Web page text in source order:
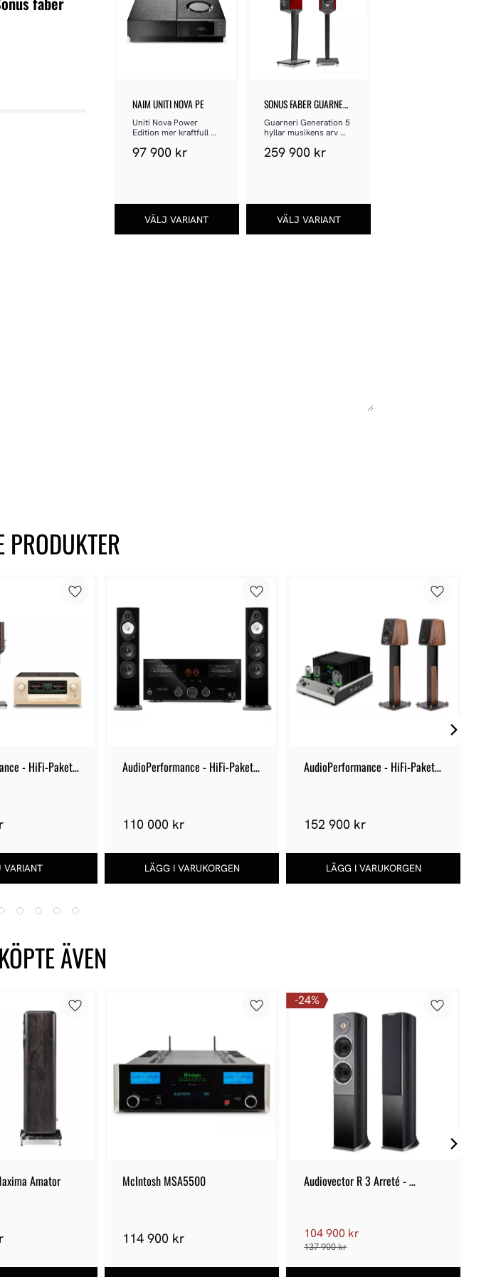
NAIM UNITI NOVA PE
Uniti Nova Power
Edition mer kraftfull
97 900kr
SONUS FABER GUARNERI
Guarneri Generation 5
hyllar musikens arv
kombination av
259 900kr
PRODUKTER
- HiFi-Paket AudioPerformance - HiFi-Paket
110 000 kr
AudioPerformance - HiFi-Paket
152 900 kr
ÄVEN
Amator McIntosh MSA5500
114 900 kr
Audiovector R 3 Arreté -
104 900 kr
137 900 kr
24%